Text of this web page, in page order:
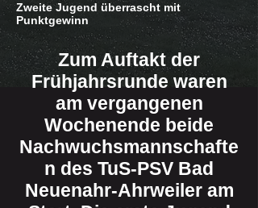
Zweite Jugend überrascht mit
Punktgewinn
Zum Auftakt der
Frühjahrsrunde waren
am vergangenen
Wochenende beide
Nachwuchsmannschafte
n des TuS-PSV Bad
Neuenahr-Ahrweiler am